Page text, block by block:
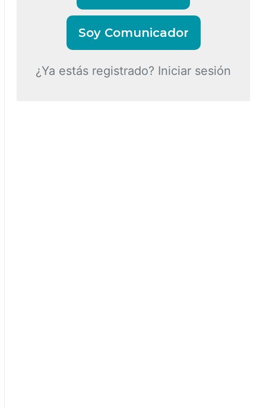
Soy Comunicador
¿Ya estás registrado? Iniciar sesión